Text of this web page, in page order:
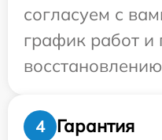
согласуем с
график работ и
4
Гарантия